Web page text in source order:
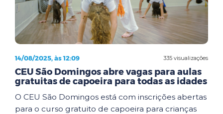
335 visualizações
14/08/2025, às 12:09
CEU São Domingos abre vagas para aulas
gratuitas de capoeira para todas as idades
O CEU São Domingos está com inscrições abertas
para o curso gratuito de capoeira para crianças